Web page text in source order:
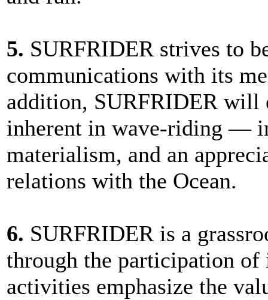
5. SURFRIDER strives to
communications with its
addition, SURFRIDER will
inherent in wave-riding —
materialism, and an
relations with the Ocean.
6. SURFRIDER is a
through the participation
activities emphasize the